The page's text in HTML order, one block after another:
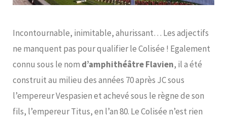
Incontournable, inimitable, ahurissant… Les adjectifs
ne manquent pas pour qualifier le Colisée ! Egalement
connu sous le nom d’amphithéâtre Flavien, il a été
construit au milieu des années 70 après JC sous
l’empereur Vespasien et achevé sous le règne de son
fils, l’empereur Titus, en l’an 80. Le Colisée n’est rien